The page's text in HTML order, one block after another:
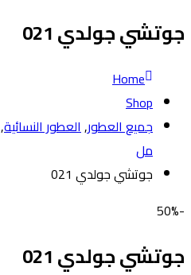
جوتشي جولدي 021
Home
Shop
جميع العطور,العطور النسائية,
مل
جوتشي جولدي 021
-50%
جوتشي جولدي 021